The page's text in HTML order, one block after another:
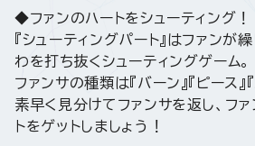
◆ファンのハートをシューティング！
『シューティングパート』はファンが
わを打ち抜くシューティングゲーム。
ファンサの種類は『バーン』『ピース』
素早く見分けてファンサを返し、フ
トをゲットしましょう！